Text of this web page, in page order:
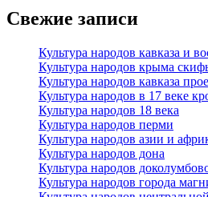
Свежие записи
Культура народов кавказа и
Культура народов крыма
Культура народов кавказа
Культура народов в 17 веке
Культура народов 18 века
Культура народов перми
Культура народов азии и
Культура народов дона
Культура народов
Культура народов города